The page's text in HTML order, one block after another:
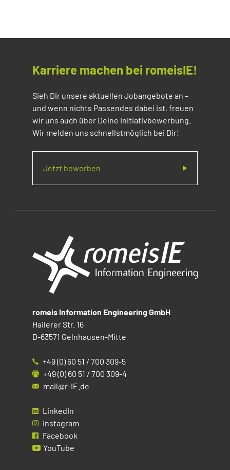
Karriere machen bei romeisIE!
Sieh Dir unsere aktuellen Jobangebote an –
und wenn nichts Passendes dabei ist, freuen
wir uns auch über Deine Initiativbewerbung.
Wir melden uns schnellstmöglich bei Dir!
Jetzt bewerben
romeis Information Engineering GmbH
Hailerer Str. 16
D-63571 Gelnhausen-Mitte
+49 (0) 60 51 / 700 309-5
+49 (0) 60 51 / 700 309-4
mail@r-IE.de
LinkedIn
Instagram
Facebook
YouTube